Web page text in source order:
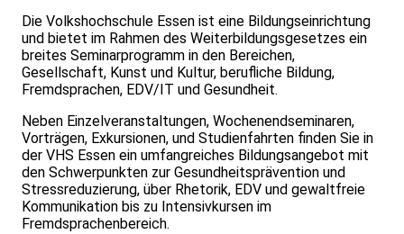
Die Volkshochschule Essen ist eine Bildungseinrichtung
und bietet im Rahmen des Weiterbildungsgesetzes ein
breites Seminarprogramm in den Bereichen,
Gesellschaft, Kunst und Kultur, berufliche Bildung,
Fremdsprachen, EDV/IT und Gesundheit.
Neben Einzelveranstaltungen, Wochenendseminaren,
Vorträgen, Exkursionen, und Studienfahrten finden Sie in
der VHS Essen ein umfangreiches Bildungsangebot mit
den Schwerpunkten zur Gesundheitsprävention und
Stressreduzierung, über Rhetorik, EDV und gewaltfreie
Kommunikation bis zu Intensivkursen im
Fremdsprachenbereich.